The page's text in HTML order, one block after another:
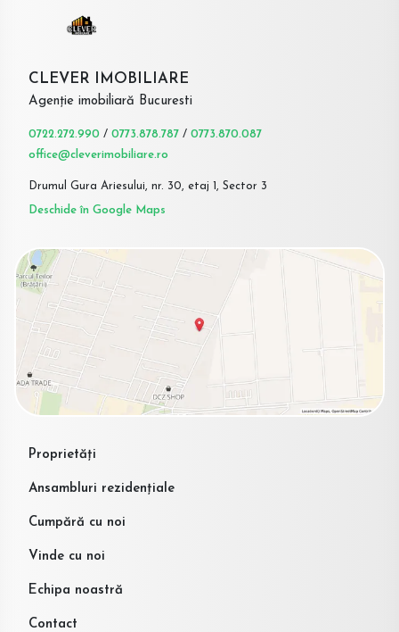
CLEVER IMOBILIARE
Agenție imobiliară Bucuresti
0722.272.990 / 0773.878.787 / 0773.870.087
office@cleverimobiliare.ro
Drumul Gura Ariesului, nr. 30, etaj 1, Sector 3
Deschide în Google Maps
Proprietăți
Ansambluri rezidențiale
Cumpără cu noi
Vinde cu noi
Echipa noastră
Contact